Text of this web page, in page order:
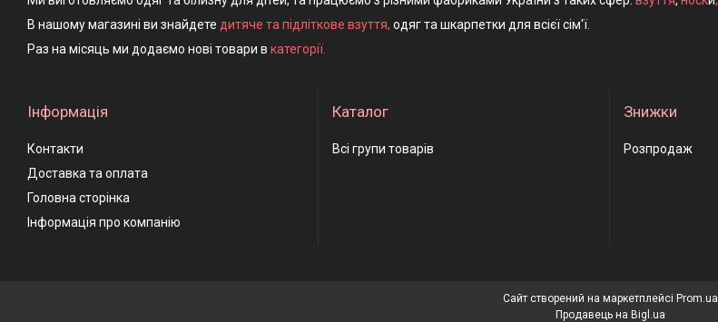
В нашому магазині ви знайдете дитяче та підліткове взуття, одяг та шкарпетки для всієї сім'ї.
Раз на місяць ми додаємо нові товари в категорії.
Інформація
Контакти
Доставка та оплата
Головна сторінка
Інформація про компанію
Каталог
Всі групи товарів
Знижки
Розпродаж
Сайт створений на маркетплейсі Prom.ua
Продавець на Bigl.ua